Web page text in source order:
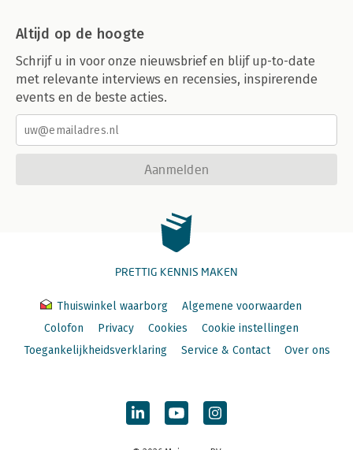
Altijd op de hoogte
Schrijf u in voor onze nieuwsbrief en blijf up-to-date
met relevante interviews en recensies, inspirerende
events en de beste acties.
Aanmelden
PRETTIG KENNIS MAKEN
Thuiswinkel waarborg
Algemene voorwaarden
Colofon
Privacy Cookies
Cookie instellingen
Toegankelijkheidsverklaring
Service & Contact Over ons